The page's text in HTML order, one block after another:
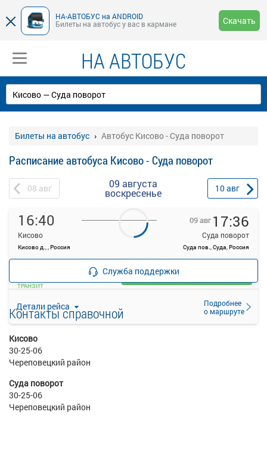
НА-АВТОБУС на ANDROID
Билеты на автобус у вас в кармане
Скачать
НА АВТОБУС
Билеты на автобус Автобус Кисово - Суда поворот
Расписание автобуса Кисово - Суда поворот
08 авг 09 августа
воскресенье 10авг
16:40
Кисово
Кисово д., , Россия
09 авг 17:36
Суда поворот
Суда пов., Суда, Россия
Детали рейса
Подробнее
о маршруте
—
ТРАНЗИТ
Загрузить цену
Служба поддержки
Контакты справочной
Кисово
30-25-06
Череповецкий район
Суда поворот
30-25-06
Череповецкий район